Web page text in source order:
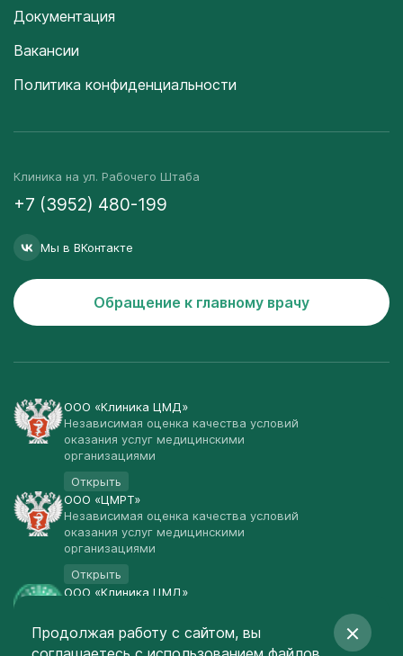
Документация
Вакансии
Политика конфиденциальности
Клиника на ул. Рабочего Штаба
+7 (3952) 480-199
Мы в ВКонтакте
Обращение к главному врачу
ООО «Клиника ЦМД»
Независимая оценка качества условий
оказания услуг медицинскими
организациями
Открыть
ООО «ЦМРТ»
Независимая оценка качества условий
оказания услуг медицинскими
организациями
Открыть
ООО «Клиника ЦМД»
Открыть
Продолжая работу с сайтом, вы